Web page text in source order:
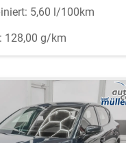
5,60 l/100km
128,00 g/km